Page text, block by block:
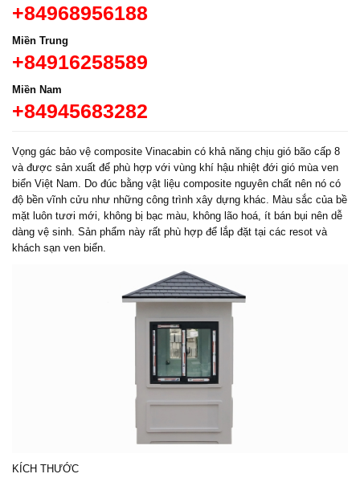
+84968956188
Miền Trung
+84916258589
Miền Nam
+84945683282
Vọng gác bảo vệ composite Vinacabin có khả năng chịu gió bão cấp 8
và được sản xuất để phù hợp với vùng khí hậu nhiệt đới gió mùa ven
biển Việt Nam. Do đúc bằng vật liệu composite nguyên chất nên nó có
độ bền vĩnh cửu như những công trình xây dựng khác. Màu sắc của bề
mặt luôn tươi mới, không bị bạc màu, không lão hoá, ít bán bụi nên dễ
dàng vệ sinh. Sản phẩm này rất phù hợp để lắp đặt tại các resot và
khách sạn ven biển.
KÍCH THƯỚC